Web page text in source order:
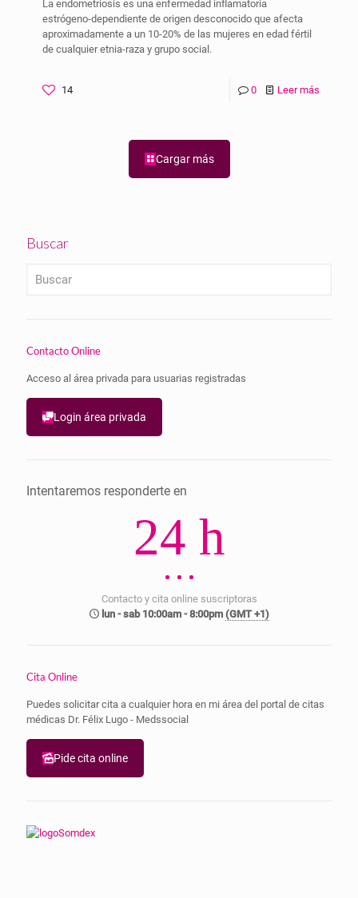
La endometriosis es una enfermedad inflamatoria
estrógeno-dependiente de origen desconocido que afecta
aproximadamente a un 10-20% de las mujeres en edad fértil
de cualquier etnia-raza y grupo social.
14 0 Leer más
Cargar más
Buscar
Contacto Online
Acceso al área privada para usuarias registradas
Login área privada
Intentaremos responderte en
24 h
Contacto y cita online suscriptoras
lun - sab 10:00am - 8:00pm (GMT +1)
Cita Online
Puedes solicitar cita a cualquier hora en mi área del portal de citas
médicas Dr. Félix Lugo - Medssocial
Pide cita online